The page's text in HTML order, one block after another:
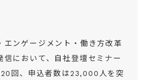
エンゲージメント・働き方改革
信において、自社登壇セミナー
回、申込者数は23,000人を突